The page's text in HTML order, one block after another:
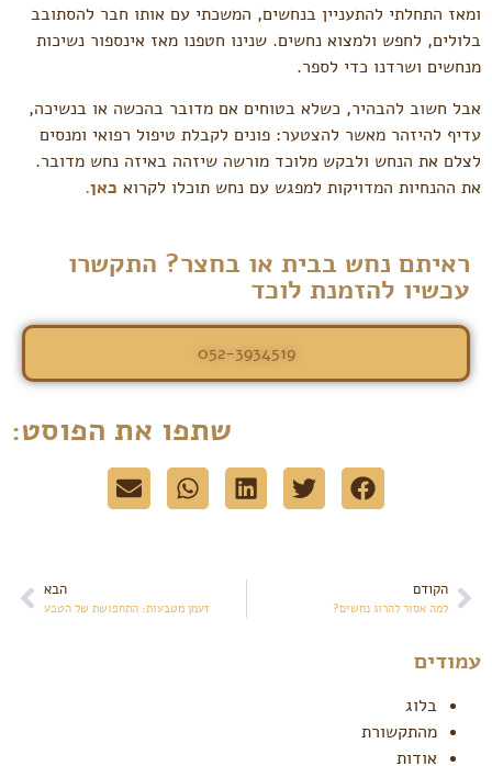
ומאז התחלתי להתעניין בנחשים, המשכתי עם אותו חבר להסתובב
בלולים, לחפש ולמצוא נחשים. שנינו חטפנו מאז אינספור נשיכות
מנחשים ושרדנו כדי לספר.
אבל חשוב להבהיר, כשלא בטוחים אם מדובר בהכשה או בנשיכה,
עדיף להיזהר מאשר להצטער: פונים לקבלת טיפול רפואי ומנסים
לצלם את הנחש ולבקש מלוכד מורשה שיזהה באיזה נחש מדובר.
את ההנחיות המדויקות למפגש עם נחש תוכלו לקרוא כאן.
ראיתם נחש בבית או בחצר? התקשרו
עכשיו להזמנת לוכד
052-3934519
שתפו את הפוסט:
הקודם
למה אסור להרוג נחשים?
הבא
זעמן מטבעות: התחפושת של הטבע
עמודים
בלוג
מהתקשורת
אודות